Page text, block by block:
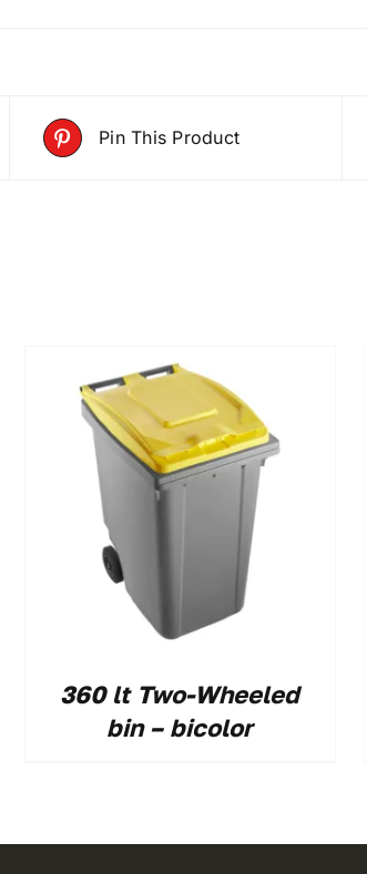
Pin This Product
360 lt Two-Wheeled
bin – bicolor